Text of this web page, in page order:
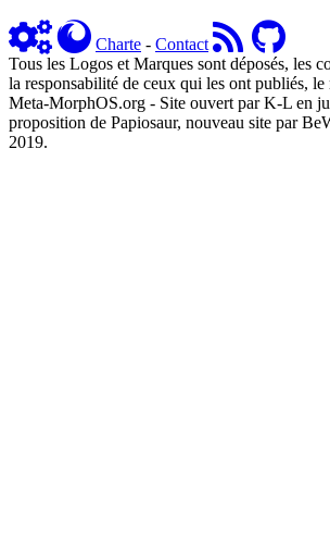
Charte - Contact
Tous les Logos et Marques sont déposés, les
la responsabilité de ceux qui les ont publiés,
Meta-MorphOS.org - Site ouvert par K-L en
proposition de Papiosaur, nouveau site par
2019.